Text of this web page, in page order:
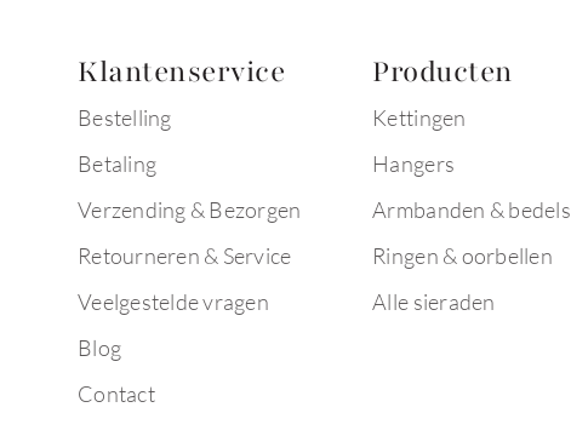
Klantenservice
Bestelling
Betaling
Verzending & Bezorgen
Retourneren & Service
Veelgestelde vragen
Blog
Contact
Producten
Kettingen
Hangers
Armbanden & bedels
Ringen & oorbellen
Alle sieraden